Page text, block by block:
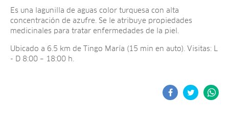
Es una lagunilla de aguas color turquesa con alta
concentración de azufre. Se le atribuye propiedades
medicinales para tratar enfermedades de la piel.
Ubicado a 6.5 km de Tingo María (15 min en auto). Visitas: L
- D 8:00 – 18:00 h.